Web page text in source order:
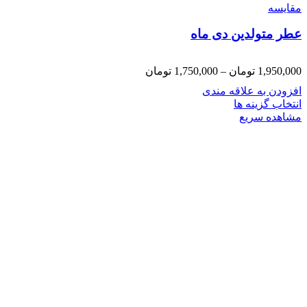
مقایسه
عطر متولدین دی ماه
1,950,000 تومان –
1,750,000 تومان
افزودن به علاقه مندی
انتخاب گزینه ها
مشاهده سریع